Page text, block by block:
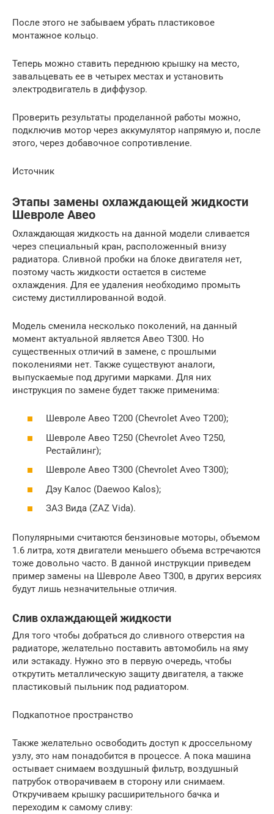
После этого не забываем убрать пластиковое
монтажное кольцо.
Теперь можно ставить переднюю крышку на место,
завальцевать ее в четырех местах и установить
электродвигатель в диффузор.
Проверить результаты проделанной работы можно,
подключив мотор через аккумулятор напрямую и, после
этого, через добавочное сопротивление.
Источник
Этапы замены охлаждающей жидкости
Шевроле Авео
Охлаждающая жидкость на данной модели сливается
через специальный кран, расположенный внизу
радиатора. Сливной пробки на блоке двигателя нет,
поэтому часть жидкости остается в системе
охлаждения. Для ее удаления необходимо промыть
систему дистиллированной водой.
Модель сменила несколько поколений, на данный
момент актуальной является Авео Т300. Но
существенных отличий в замене, с прошлыми
поколениями нет. Также существуют аналоги,
выпускаемые под другими марками. Для них
инструкция по замене будет также применима:
Шевроле Авео Т200 (Chevrolet Aveo T200);
Шевроле Авео Т250 (Chevrolet Aveo T250,
Рестайлинг);
Шевроле Авео Т300 (Chevrolet Aveo T300);
Дэу Калос (Daewoo Kalos);
ЗАЗ Вида (ZAZ Vida).
Популярными считаются бензиновые моторы, объемом
1.6 литра, хотя двигатели меньшего объема встречаются
тоже довольно часто. В данной инструкции приведем
пример замены на Шевроле Авео Т300, в других версиях
будут лишь незначительные отличия.
Слив охлаждающей жидкости
Для того чтобы добраться до сливного отверстия на
радиаторе, желательно поставить автомобиль на яму
или эстакаду. Нужно это в первую очередь, чтобы
открутить металлическую защиту двигателя, а также
пластиковый пыльник под радиатором.
Подкапотное пространство
Также желательно освободить доступ к дроссельному
узлу, это нам понадобится в процессе. А пока машина
остывает снимаем воздушный фильтр, воздушный
патрубок отворачиваем в сторону или снимаем.
Откручиваем крышку расширительного бачка и
переходим к самому сливу: